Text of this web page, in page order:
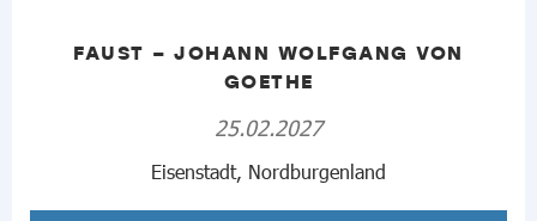
FAUST – JOHANN WOLFGANG VON
GOETHE
25.02.2027
Eisenstadt, Nordburgenland